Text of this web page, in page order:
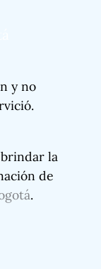
y no
la
de
.